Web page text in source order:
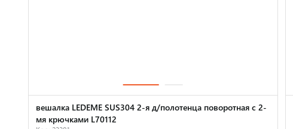
вешалка LEDEME SUS304 2-я д/полотенца поворотная с 2-
мя крючками L70112